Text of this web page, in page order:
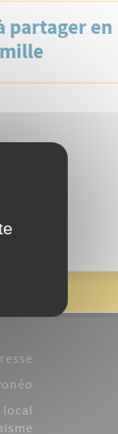
partager en
local